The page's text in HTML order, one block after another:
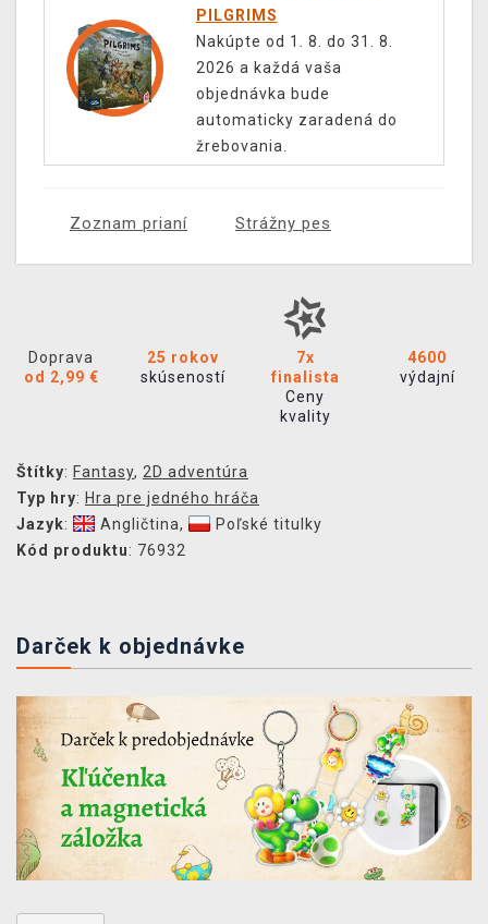
PILGRIMS
Nakúpte od 1. 8. do 31. 8.
2026 a každá vaša
objednávka bude
automaticky zaradená do
žrebovania.
Zoznam prianí Strážny pes
Doprava
od 2,99 €
25 rokov
skúseností
7x
finalista
Ceny
kvality
4600
výdajní
Štítky: Fantasy, 2D adventúra
Typ hry: Hra pre jedného hráča
Jazyk: Angličtina,
Poľské titulky
Kód produktu: 76932
Darček k objednávke